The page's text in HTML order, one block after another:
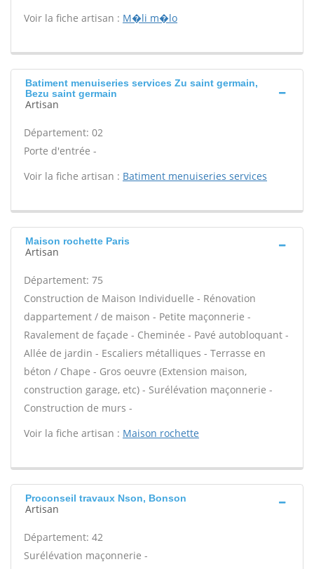
Voir la fiche artisan : M�li m�lo
Batiment menuiseries services Zu saint germain,
Bezu saint germain
Artisan
Département: 02
Porte d'entrée -
Voir la fiche artisan : Batiment menuiseries services
Maison rochette Paris
Artisan
Département: 75
Construction de Maison Individuelle - Rénovation
dappartement / de maison - Petite maçonnerie -
Ravalement de façade - Cheminée - Pavé autobloquant -
Allée de jardin - Escaliers métalliques - Terrasse en
béton / Chape - Gros oeuvre (Extension maison,
construction garage, etc) - Surélévation maçonnerie -
Construction de murs -
Voir la fiche artisan : Maison rochette
Proconseil travaux Nson, Bonson
Artisan
Département: 42
Surélévation maçonnerie -